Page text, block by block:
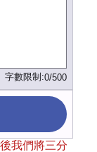
字數限制:0/500
我們將三分